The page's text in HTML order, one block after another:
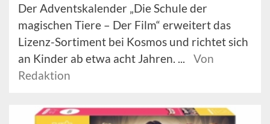
Der Adventskalender „Die Schule der
magischen Tiere – Der Film“ erweitert das
Lizenz-Sortiment bei Kosmos und richtet sich
an Kinder ab etwa acht Jahren. ...
Von
Redaktion